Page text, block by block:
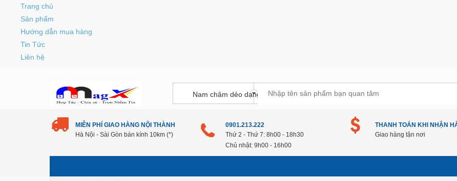
Trang chủ
Sản phẩm
Hướng dẫn mua hàng
Tin Tức
Liên hệ
MIỄN PHÍ GIAO HÀNG NỘI THÀNH
Hà Nội - Sài Gòn bán kính 10km (*)
0901.213.222
Thứ 2 - Thứ 7: 8h00 - 18h30
Chủ nhật: 9h00 - 16h00
THANH TOÁN KHI NHẬN
Giao hàng tận nơi